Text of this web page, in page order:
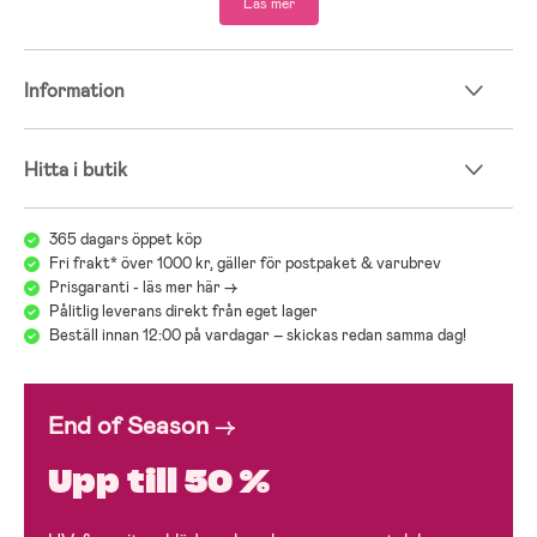
– Rekommenderad ålder: Från 6 månader till 4 år.
Vi på Jollyroom vet hur svårt det kan vara att välja en barnvagn som
att tänka på med olika modeller, märken och funktioner. För att
Jollyrooms Barnvagnsguide
;
Information
Hitta i butik
365 dagars öppet köp
Fri frakt* över 1000 kr, gäller för postpaket & varubrev
Prisgaranti - läs mer här ->
Pålitlig leverans direkt från eget lager
Beställ innan 12:00 på vardagar – skickas redan samma dag!
End of Season→
Upp till 50 %